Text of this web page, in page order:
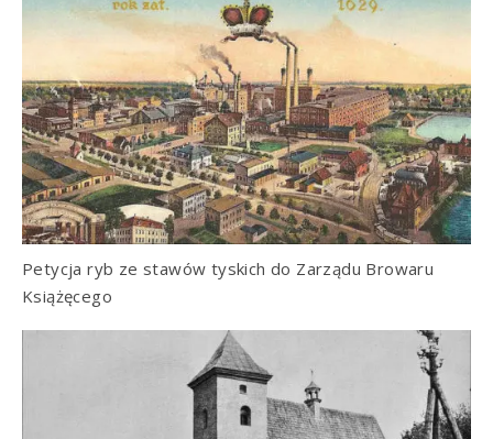
Petycja ryb ze stawów tyskich do Zarządu Browaru
Książęcego